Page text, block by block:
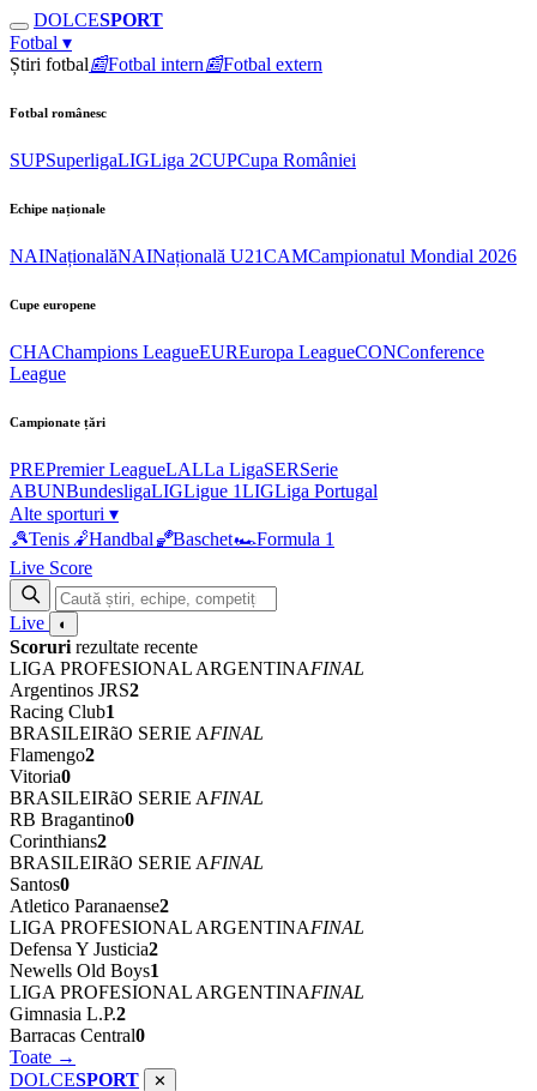
DOLCESPORT
Fotbal ▾
Știri fotbal📰Fotbal intern📰Fotbal extern
Fotbal românesc
SUPSuperligaLIGLiga 2CUPCupa României
Echipe naționale
NAINaționalăNAINațională U21CAMCampionatul Mondial 2026
Cupe europene
CHAChampions LeagueEUREuropa LeagueCONConference
League
Campionate țări
PREPremier LeagueLALLa LigaSERSerie
ABUNBundesligaLIGLigue 1LIGLiga Portugal
Alte sporturi ▾
🎾Tenis 🤾Handbal🏀Baschet🏎Formula 1
Live Score
Live ◐
Scoruri rezultate recente
LIGA PROFESIONAL ARGENTINAFINAL
Argentinos JRS2
Racing Club1
BRASILEIRãO SERIE AFINAL
Flamengo2
Vitoria0
BRASILEIRãO SERIE AFINAL
RB Bragantino0
Corinthians2
BRASILEIRãO SERIE AFINAL
Santos0
Atletico Paranaense2
LIGA PROFESIONAL ARGENTINAFINAL
Defensa Y Justicia2
Newells Old Boys1
LIGA PROFESIONAL ARGENTINAFINAL
Gimnasia L.P.2
Barracas Central0
Toate →
DOLCESPORT ✕